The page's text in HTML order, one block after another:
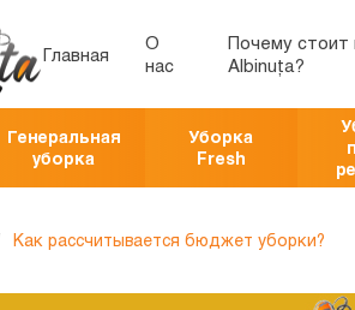
Главная
О
нас
Почему стоит
Albinuța?
Генеральная
уборка
Уборка
Fresh
Как рассчитывается бюджет уборки?